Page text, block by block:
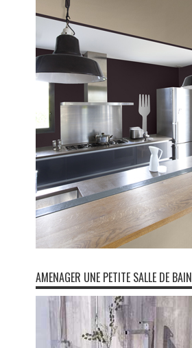
AMENAGER UNE PETITE SALLE DE BAIN